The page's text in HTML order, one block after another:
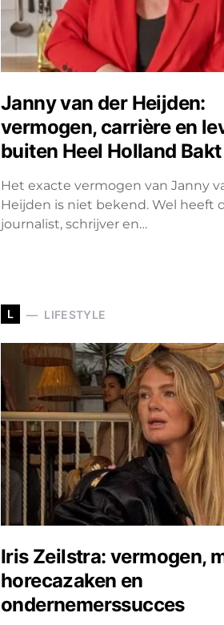
Janny van der Heijden:
vermogen, carrière en
buiten Heel Holland Bakt
Het exacte vermogen van Janny
Heijden is niet bekend. Wel heeft
journalist, schrijver en…
L LIFESTYLE
Iris Zeilstra: vermogen,
horecazaken en
ondernemerssucces